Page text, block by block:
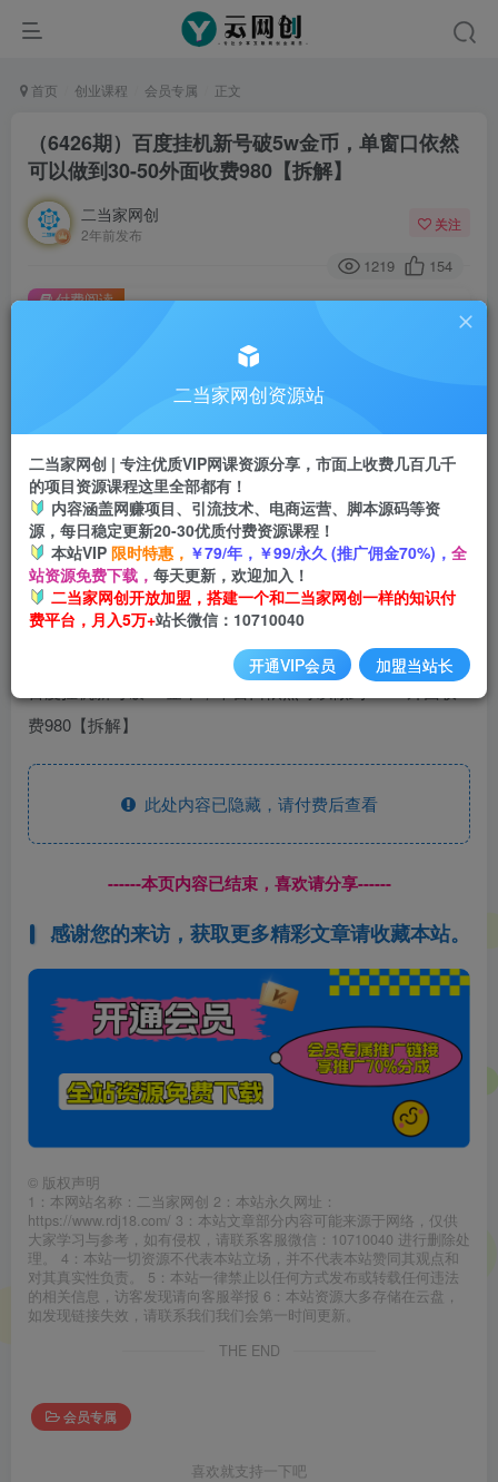
首页 创业课程 会员专属 正文
（6426期）百度挂机新号破5w金币，单窗口依然
可以做到30-50外面收费980【拆解】
二当家网创
2年前发布
关注
1219 154
此内容为付费阅读，请付费后查看
会员专属资源
会员免费
开通会员
付费阅读
费980【拆解】
此处内容已隐藏，请付费后查看
------本页内容已结束，喜欢请分享------
感谢您的来访，获取更多精彩文章请收藏本站。
© 版权声明
1：本网站名称：二当家网创 2：本站永久网址：
https://www.rdj18.com/ 3：本站文章部分内容可能来源于网络，仅供
大家学习与参考，如有侵权，请联系客服微信：10710040 进行删除处
理。 4：本站一切资源不代表本站立场，并不代表本站赞同其观点和
对其真实性负责。 5：本站一律禁止以任何方式发布或转载任何违法
的相关信息，访客发现请向客服举报 6：本站资源大多存储在云盘，
如发现链接失效，请联系我们我们会第一时间更新。
THE END
会员专属
喜欢就支持一下吧
二当家网创资源站
二当家网创 | 专注优质VIP网课资源分享，市面上收费几百几千
的项目资源课程这里全部都有！
内容涵盖网赚项目、引流技术、电商运营、脚本源码等资
源，每日稳定更新20-30优质付费资源课程！
本站VIP 限时特惠， ￥79/年，￥99/永久 (推广佣金70%)， 全
站资源免费下载， 每天更新，欢迎加入！
二当家网创开放加盟，搭建一个和二当家网创一样的知识付
费平台，月入5万+站长微信：10710040
开通VIP会员 加盟当站长